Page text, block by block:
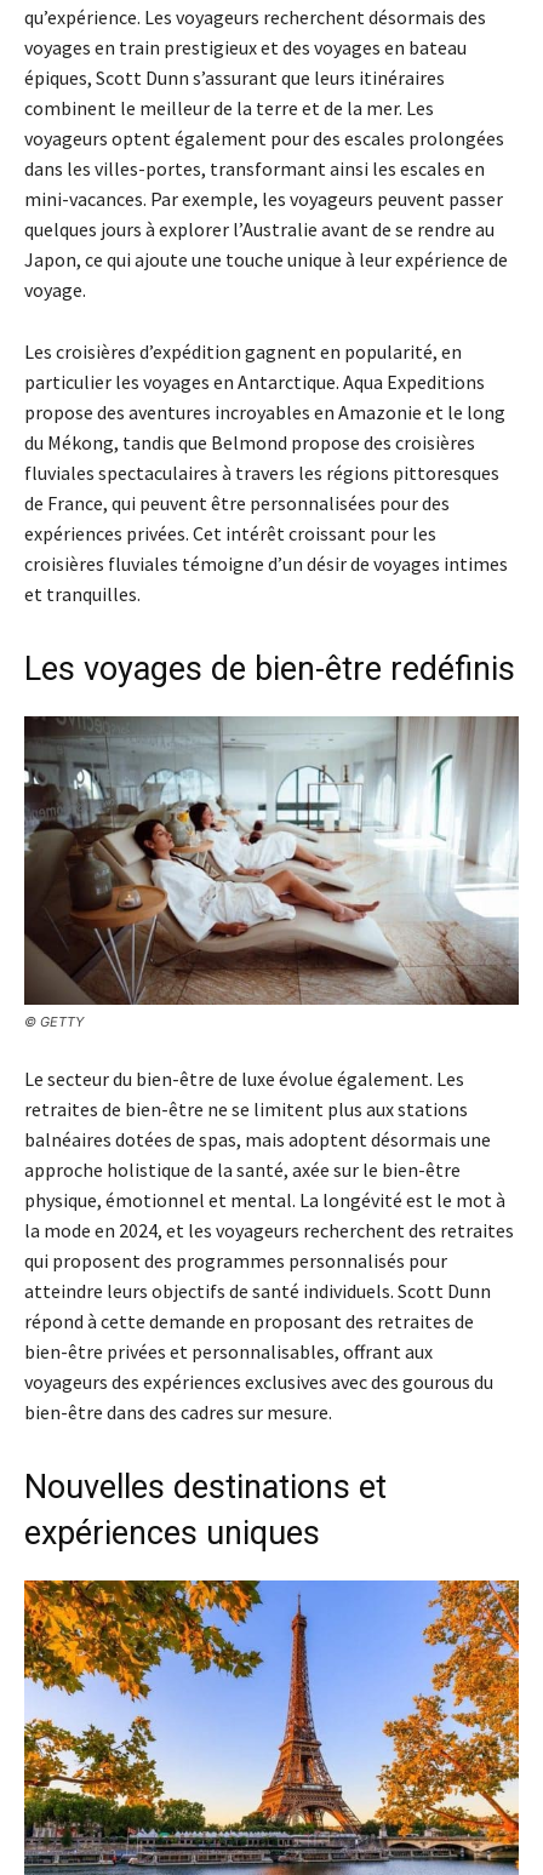
qu’expérience. Les voyageurs recherchent désormais des
voyages en train prestigieux et des voyages en bateau
épiques, Scott Dunn s’assurant que leurs itinéraires
combinent le meilleur de la terre et de la mer. Les
voyageurs optent également pour des escales prolongées
dans les villes-portes, transformant ainsi les escales en
mini-vacances. Par exemple, les voyageurs peuvent passer
quelques jours à explorer l’Australie avant de se rendre au
Japon, ce qui ajoute une touche unique à leur expérience de
voyage.
Les croisières d’expédition gagnent en popularité, en
particulier les voyages en Antarctique. Aqua Expeditions
propose des aventures incroyables en Amazonie et le long
du Mékong, tandis que Belmond propose des croisières
fluviales spectaculaires à travers les régions pittoresques
de France, qui peuvent être personnalisées pour des
expériences privées. Cet intérêt croissant pour les
croisières fluviales témoigne d’un désir de voyages intimes
et tranquilles.
Les voyages de bien-être redéfinis
© GETTY
Le secteur du bien-être de luxe évolue également. Les
retraites de bien-être ne se limitent plus aux stations
balnéaires dotées de spas, mais adoptent désormais une
approche holistique de la santé, axée sur le bien-être
physique, émotionnel et mental. La longévité est le mot à
la mode en 2024, et les voyageurs recherchent des retraites
qui proposent des programmes personnalisés pour
atteindre leurs objectifs de santé individuels. Scott Dunn
répond à cette demande en proposant des retraites de
bien-être privées et personnalisables, offrant aux
voyageurs des expériences exclusives avec des gourous du
bien-être dans des cadres sur mesure.
Nouvelles destinations et
expériences uniques